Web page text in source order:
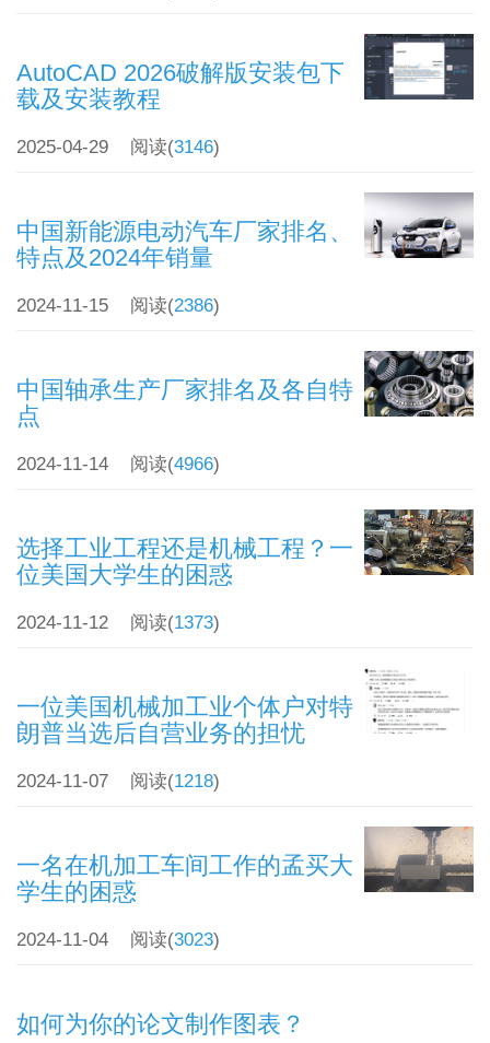
AutoCAD 2026破解版安装包下
载及安装教程
2025-04-29 阅读(3146)
中国新能源电动汽车厂家排名、
特点及2024年销量
2024-11-15 阅读(2386)
中国轴承生产厂家排名及各自特
点
2024-11-14 阅读(4966)
选择工业工程还是机械工程？一
位美国大学生的困惑
2024-11-12 阅读(1373)
一位美国机械加工业个体户对特
朗普当选后自营业务的担忧
2024-11-07 阅读(1218)
一名在机加工车间工作的孟买大
学生的困惑
2024-11-04 阅读(3023)
如何为你的论文制作图表？